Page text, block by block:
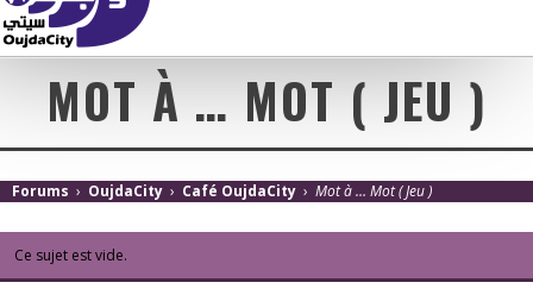
MOT À … MOT ( JEU )
Forums › OujdaCity › Café OujdaCity › Mot à … Mot ( Jeu )
Ce sujet est vide.